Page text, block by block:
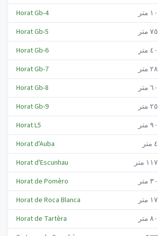
Horat Gb-4
١٠ متر
Horat Gb-5
٧٥ متر
Horat Gb-6
٤٠ متر
Horat Gb-7
٢٨ متر
Horat Gb-8
٦٠ متر
Horat Gb-9
٢٥ متر
Horat L5
٩٠ متر
Horat d'Auba
٤ متر
Horat d'Escunhau
١١٧ متر
Horat de Pomèro
٣٠ متر
Horat de Roca Blanca
١٧ متر
Horat de Tartèra
٨٠ متر